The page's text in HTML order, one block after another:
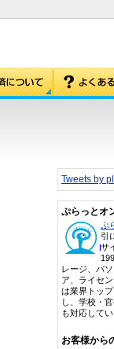
Tweets by
ぷらっとオ
ぷ
引
サ
レージ、パ
ア、ライセ
は業界トッ
し、学校・
も対応してい
お客様から